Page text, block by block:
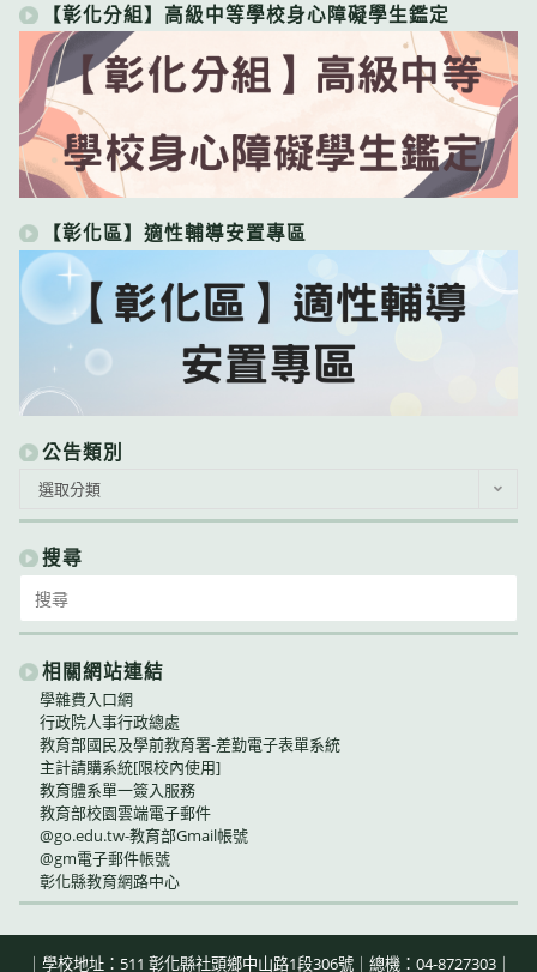
【彰化分組】高級中等學校身心障礙學生鑑定
【彰化區】適性輔導安置專區
公告類別
類
別
選取分類
搜尋
for:
相關網站連結
學雜費入口網
行政院人事行政總處
教育部國民及學前教育署-差勤電子表單系統
主計請購系統[限校內使用]
教育體系單一簽入服務
教育部校園雲端電子郵件
@go.edu.tw-教育部Gmail帳號
@gm電子郵件帳號
彰化縣教育網路中心
｜學校地址：511 彰化縣社頭鄉中山路1段306號｜總機：04-8727303｜